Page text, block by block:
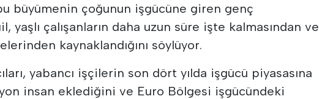
büyümenin çoğunun işgücüne giren genç
yaşlı çalışanların daha uzun süre işte kalmasından ve
kaynaklandığını söylüyor.
yabancı işçilerin son dört yılda işgücü piyasasına
insan eklediğini ve Euro Bölgesi işgücündeki